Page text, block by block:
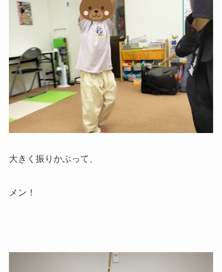
大きく振りかぶって、
メン！